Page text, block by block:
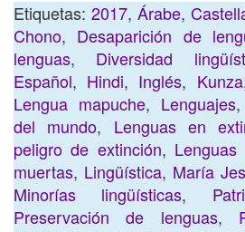
Etiquetas: 2017, Árabe,
Chono, Desaparición de
lenguas, Diversidad
Español, Hindi, Inglés, Kunza
Lengua mapuche, Lenguajes,
del mundo, Lenguas en
peligro de extinción,
muertas, Lingüística, María
Minorías lingüísticas,
Preservación de lenguas,